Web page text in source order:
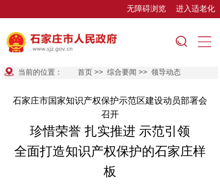
无障碍浏览 进入适老化
当前的位置： 首页 >>综合要闻 >>领导动态
石家庄市国家知识产权保护示范区建设动员部署会
召开
珍惜荣誉 扎实推进 示范引领
全面打造知识产权保护的石家庄样
板